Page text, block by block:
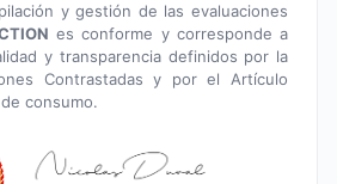
y gestión de las evaluaciones
es conforme y corresponde a
y transparencia definidos por la
Contrastadas y por el Artículo
consumo.